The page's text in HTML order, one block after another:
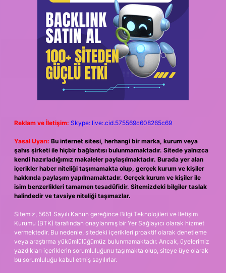
Reklam ve İletişim: Skype: live:.cid.575569c608265c69
Yasal Uyarı: Bu internet sitesi, herhangi bir marka, kurum veya
şahıs şirketi ile hiçbir bağlantısı bulunmamaktadır. Sitede yalnızca
kendi hazırladığımız makaleler paylaşılmaktadır. Burada yer alan
içerikler haber niteliği taşımamakta olup, gerçek kurum ve kişiler
hakkında paylaşım yapılmamaktadır. Gerçek kurum ve kişiler ile
isim benzerlikleri tamamen tesadüfidir. Sitemizdeki bilgiler taslak
halindedir ve tavsiye niteliği taşımazlar.
Sitemiz, 5651 Sayılı Kanun gereğince Bilgi Teknolojileri ve İletişim
Kurumu (BTK) tarafından onaylanmış bir Yer Sağlayıcı olarak hizmet
vermektedir. Bu nedenle, sitedeki içerikleri proaktif olarak denetleme
veya araştırma yükümlülüğümüz bulunmamaktadır. Ancak, üyelerimiz
yazdıkları içeriklerin sorumluluğunu taşımakta olup, siteye üye olarak
bu sorumluluğu kabul etmiş sayılırlar.